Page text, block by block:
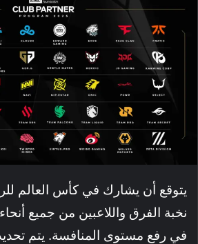
يتوقع أن يشارك في كأس العالم
نخبة الفرق واللاعبين من جميع
في رفع مستوى المنافسة. يتم